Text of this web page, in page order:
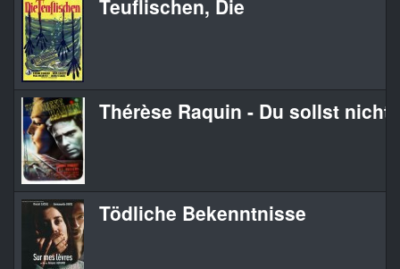
Teuflischen, Die
Thérèse Raquin - Du sollst nicht
Tödliche Bekenntnisse